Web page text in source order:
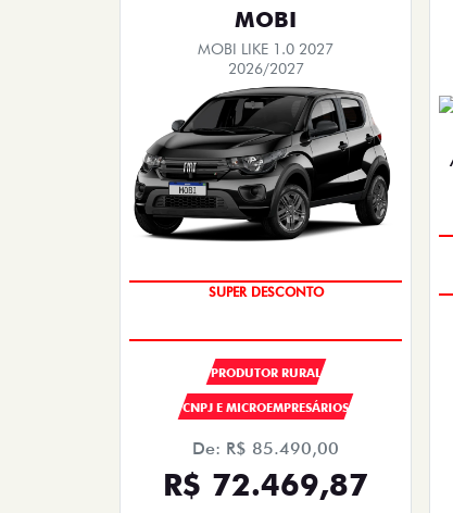
MOBI
MOBI LIKE 1.0 2027
2026/2027
OPORTUNIDADE
PRODUTOR RURAL
CNPJ E MICROEMPRESÁRIOS
De: R$ 85.490,00
R$ 72.469,87